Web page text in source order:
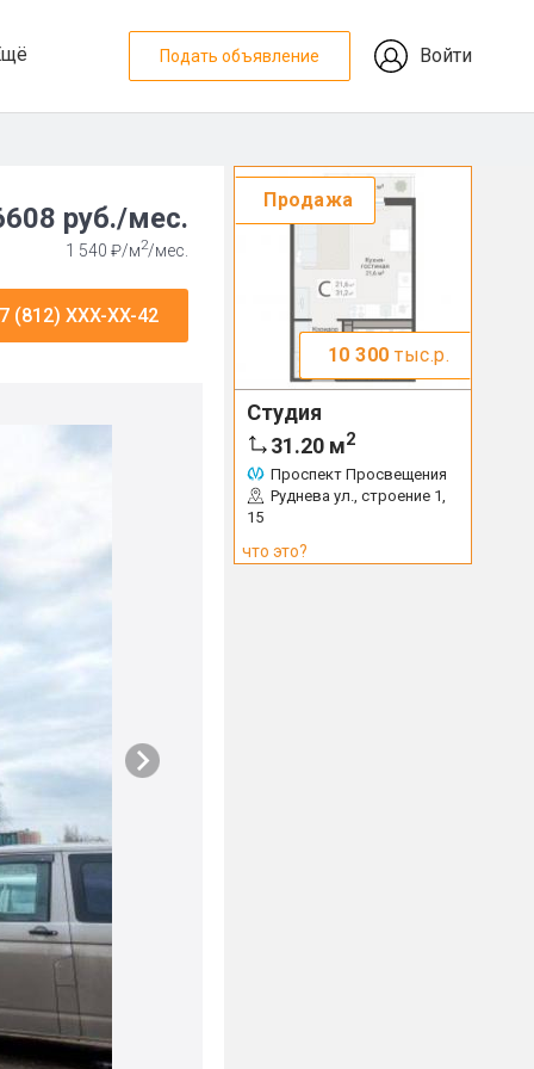
Подать объявление Войти
руб./мес.
1 540 ₽/м2/мес.
(812) XXX-XX-42
Продажа
10 300 тыс.р.
Студия
31.20 м2
Проспект Просвещения
Руднева ул., строение 1,
15
что это?